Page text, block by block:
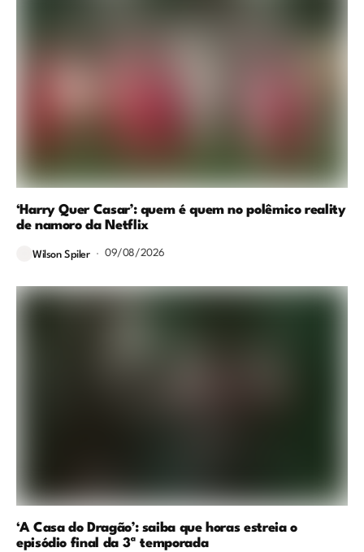
‘Harry Quer Casar’: quem é quem no polêmico reality
de namoro da Netflix
Wilson Spiler 09/08/2026
‘A Casa do Dragão’: saiba que horas estreia o
episódio final da 3ª temporada